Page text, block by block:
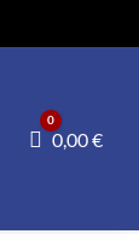
Panier
0
0,00€